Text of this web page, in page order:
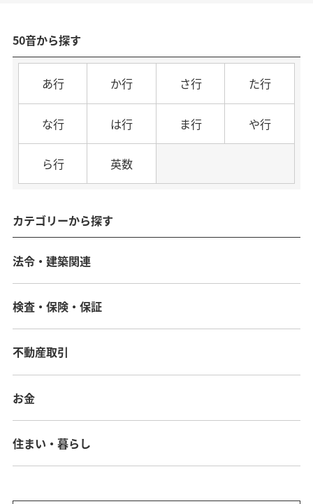
50音から探す
あ行 か行 さ行 た行
な行 は行 ま行 や行
ら行 英数
カテゴリーから探す
法令・建築関連
検査・保険・保証
不動産取引
お金
住まい・暮らし